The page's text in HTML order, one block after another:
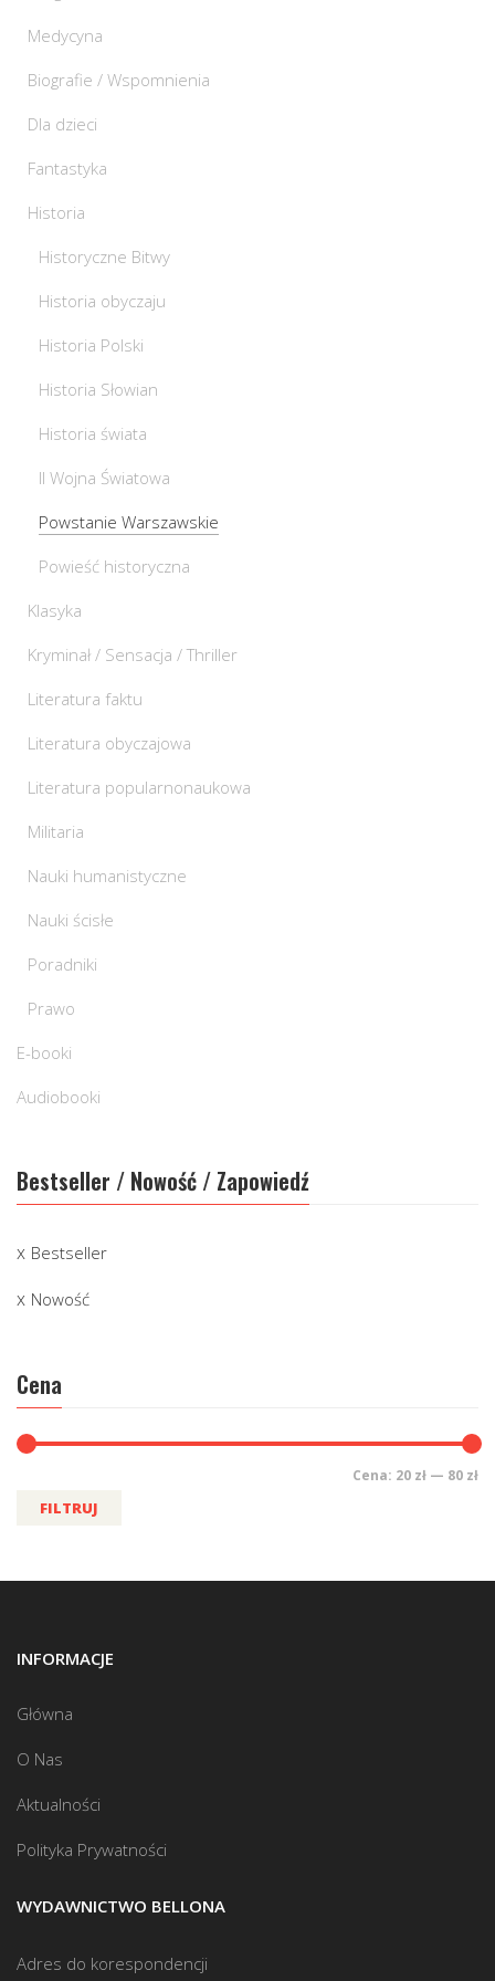
Medycyna
Biografie / Wspomnienia
Dla dzieci
Fantastyka
Historia
Historyczne Bitwy
Historia obyczaju
Historia Polski
Historia Słowian
Historia świata
II Wojna Światowa
Powstanie Warszawskie
Powieść historyczna
Klasyka
Kryminał / Sensacja / Thriller
Literatura faktu
Literatura obyczajowa
Literatura popularnonaukowa
Militaria
Nauki humanistyczne
Nauki ścisłe
Poradniki
Prawo
E-booki
Audiobooki
Bestseller / Nowość / Zapowiedź
Bestseller
Nowość
Cena
FILTRUJ
Cena: 20 zł — 80 zł
INFORMACJE
Główna
O Nas
Aktualności
Polityka Prywatności
WYDAWNICTWO BELLONA
Adres do korespondencji